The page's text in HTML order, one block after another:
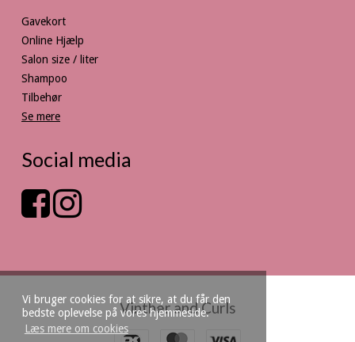
Vi bruger cookies for at sikre, at du får den
bedste oplevelse på vores hjemmeside.
Læs mere om cookies
Gavekort
Online Hjælp
Salon size / liter
Shampoo
Tilbehør
Se mere
Social media
Vinther and Curls